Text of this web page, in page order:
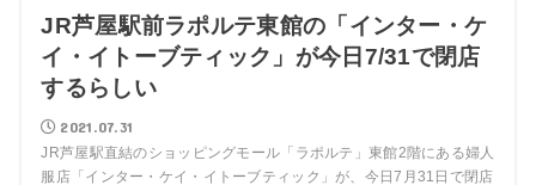
JR芦屋駅前ラポルテ東館の「インター・ケ
イ・イトーブティック」が今日7/31で閉店
するらしい
2021.07.31
JR芦屋駅直結のショッピングモール「ラポルテ」東館2階にある婦人
服店「インター・ケイ・イトーブティック」が、今日7月31日で閉店